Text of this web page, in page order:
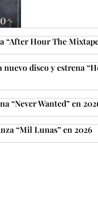
“After Hour The
nuevo disco y estrena
“Never Wanted” en
“Mil Lunas” en 2026